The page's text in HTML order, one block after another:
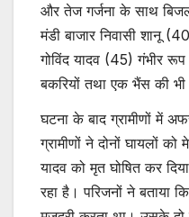
और तेज गर्जना के साथ
मंडी बाजार निवासी शानू
गोविंद यादव (45) गंभीर
बकरियों तथा एक भैंस की भी
घटना के बाद ग्रामीणों में
ग्रामीणों ने दोनों घायलों
यादव को मृत घोषित कर
रहा है। परिजनों ने बताया